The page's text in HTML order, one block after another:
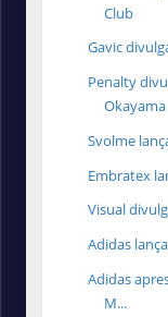
Club
Gavic
Penalty
Okayama
Svolme
Embratex
Visual
Adidas
Adidas
M...